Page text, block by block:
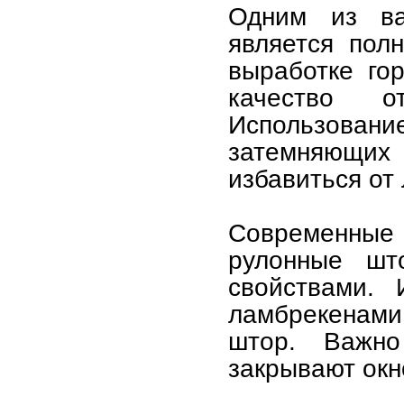
Одним из
является
выработке
качество
избавиться
рулонные
штор.
закрывают